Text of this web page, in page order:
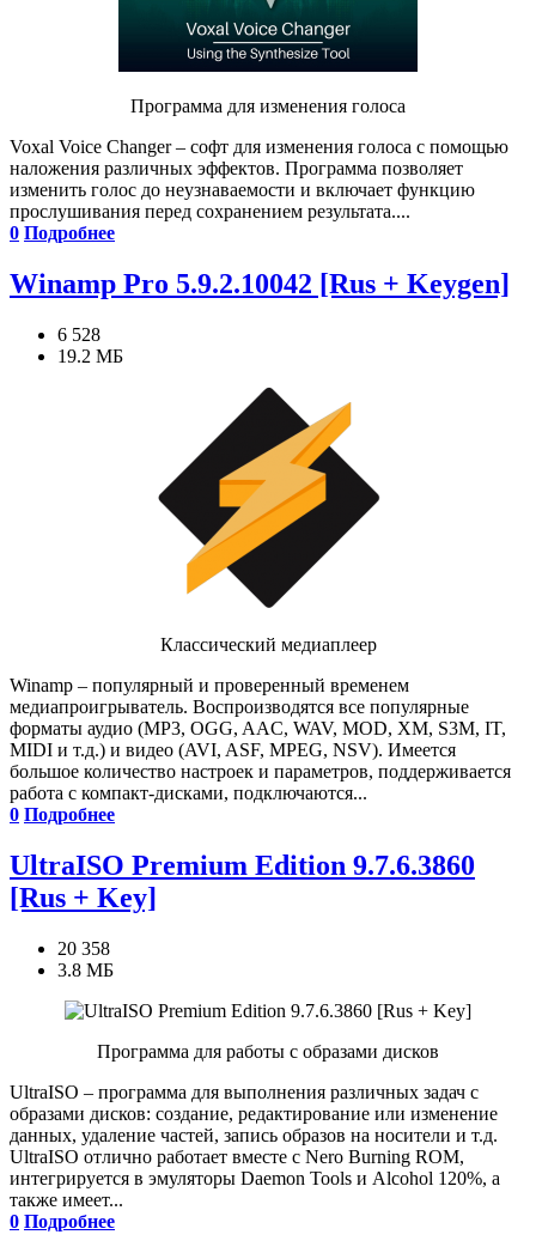
Программа для изменения голоса
Voxal Voice Changer – софт для изменения голоса с помощью
наложения различных эффектов. Программа позволяет
изменить голос до неузнаваемости и включает функцию
прослушивания перед сохранением результата....
0 Подробнее
Winamp Pro 5.9.2.10042 [Rus + Keygen]
6 528
19.2 МБ
Классический медиаплеер
Winamp – популярный и проверенный временем
медиапроигрыватель. Воспроизводятся все популярные
форматы аудио (MP3, OGG, AAC, WAV, MOD, XM, S3M, IT,
MIDI и т.д.) и видео (AVI, ASF, MPEG, NSV). Имеется
большое количество настроек и параметров, поддерживается
работа с компакт-дисками, подключаются...
0 Подробнее
UltraISO Premium Edition 9.7.6.3860
[Rus + Key]
20 358
3.8 МБ
Программа для работы с образами дисков
UltraISO – программа для выполнения различных задач с
образами дисков: создание, редактирование или изменение
данных, удаление частей, запись образов на носители и т.д.
UltraISO отлично работает вместе с Nero Burning ROM,
интегрируется в эмуляторы Daemon Tools и Alcohol 120%, а
также имеет...
0 Подробнее